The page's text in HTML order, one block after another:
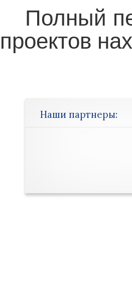
Полный
проектов
Наши партнеры: